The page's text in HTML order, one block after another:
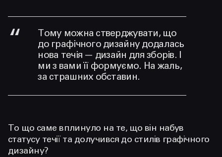
Тому можна стверджувати, що
до графічного дизайну додалась
нова течія — дизайн для зборів. І
ми з вами її формуємо. На жаль,
за страшних обставин.
То що саме вплинуло на те, що він набув
статусу течії та долучився до стилів графічного
дизайну?